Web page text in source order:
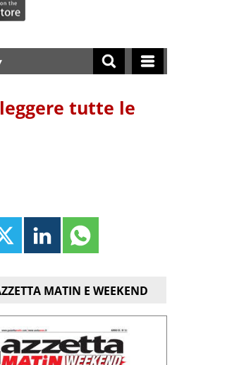
tutte le
MATIN E WEEKEND